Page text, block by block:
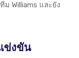
Williams และยัง
ข่งขัน